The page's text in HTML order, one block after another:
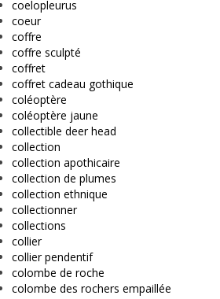
coelopleurus
coeur
coffre
coffre sculpté
coffret
coffret cadeau gothique
coléoptère
coléoptère jaune
collectible deer head
collection
collection apothicaire
collection de plumes
collection ethnique
collectionner
collections
collier
collier pendentif
colombe de roche
colombe des rochers empaillée